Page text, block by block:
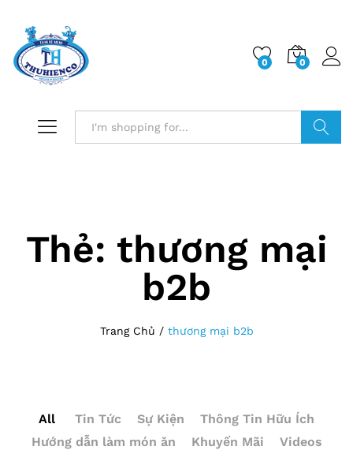
0 0
Thẻ: thương mại
b2b
Trang Chủ / thương mại b2b
All Tin Tức Sự Kiện
Thông Tin Hữu Ích
Hướng dẫn làm món ăn
Khuyến Mãi Videos